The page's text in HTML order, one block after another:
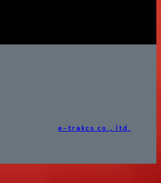
e-trakcs co., ltd.